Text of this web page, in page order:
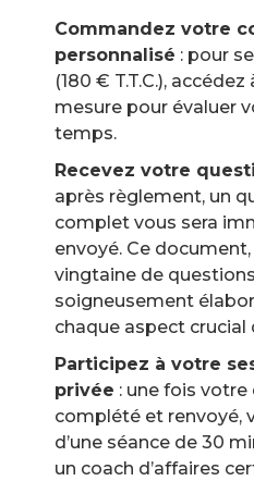
Commandez votre
personnalisé : pour
(180 € T.T.C.),
mesure pour évaluer
temps.
Recevez votre
après règlement, un
complet vous sera
envoyé. Ce
vingtaine de
soigneusement
chaque aspect
Participez à votre
privée : une fois
complété et renvoyé,
d’une séance de 30
un coach d’affaires